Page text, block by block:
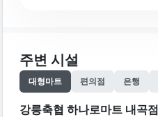
주변 시설
대형마트 편의점 은행
강릉축협 하나로마트 내곡점